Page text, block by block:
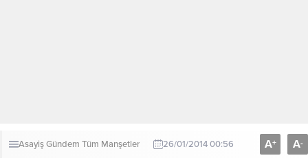
AsayişGündem Tüm Manşetler 26/01/2014 00:56 A+ A-